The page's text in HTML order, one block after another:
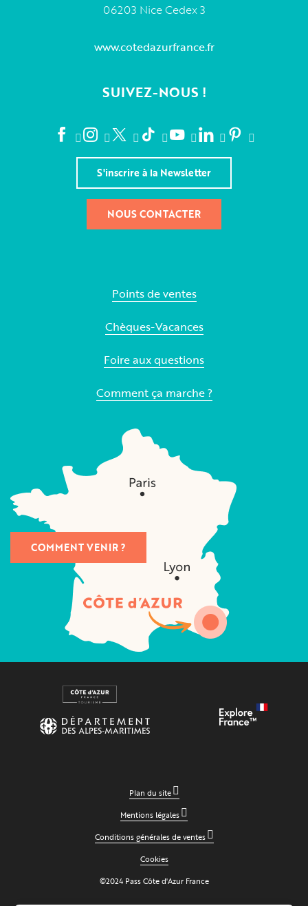
06203 Nice Cedex 3
www.cotedazurfrance.fr
SUIVEZ-NOUS !
S'inscrire à la Newsletter
NOUS CONTACTER
Points de ventes
Chèques-Vacances
Foire aux questions
Comment ça marche ?
COMMENT VENIR ?
Plan du site
Mentions légales
Conditions générales de ventes
Cookies
©2024 Pass Côte d'Azur France